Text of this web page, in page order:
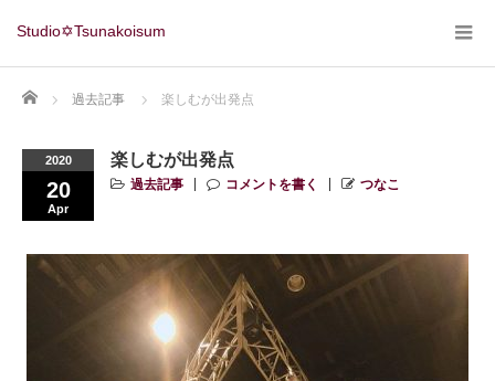
Studio✡Tsunakoisum
Home 過去記事 楽しむが出発点
2020
20
Apr
楽しむが出発点
過去記事 コメントを書く つなこ